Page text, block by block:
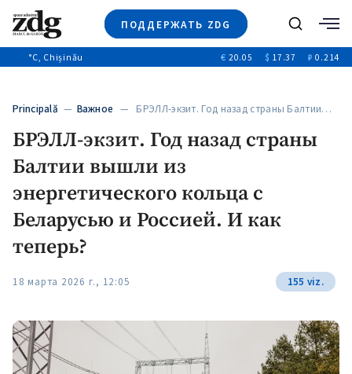
ПОДДЕРЖАТЬ ZDG
Новости
Расследования
Общество
+312
Поиск
°C, Chișinău € 20.05 $ 17.37 ₽ 0.214
Principală — Важное — БРЭЛЛ-экзит. Год назад страны Балтии…
БРЭЛЛ-экзит. Год назад страны
Балтии вышли из
энергетического кольца с
Беларусью и Россией. И как
теперь?
18 марта 2026 г., 12:05 155 viz.